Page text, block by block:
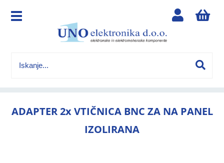
ADAPTER 2x VTIČNICA BNC ZA NA PANEL
IZOLIRANA